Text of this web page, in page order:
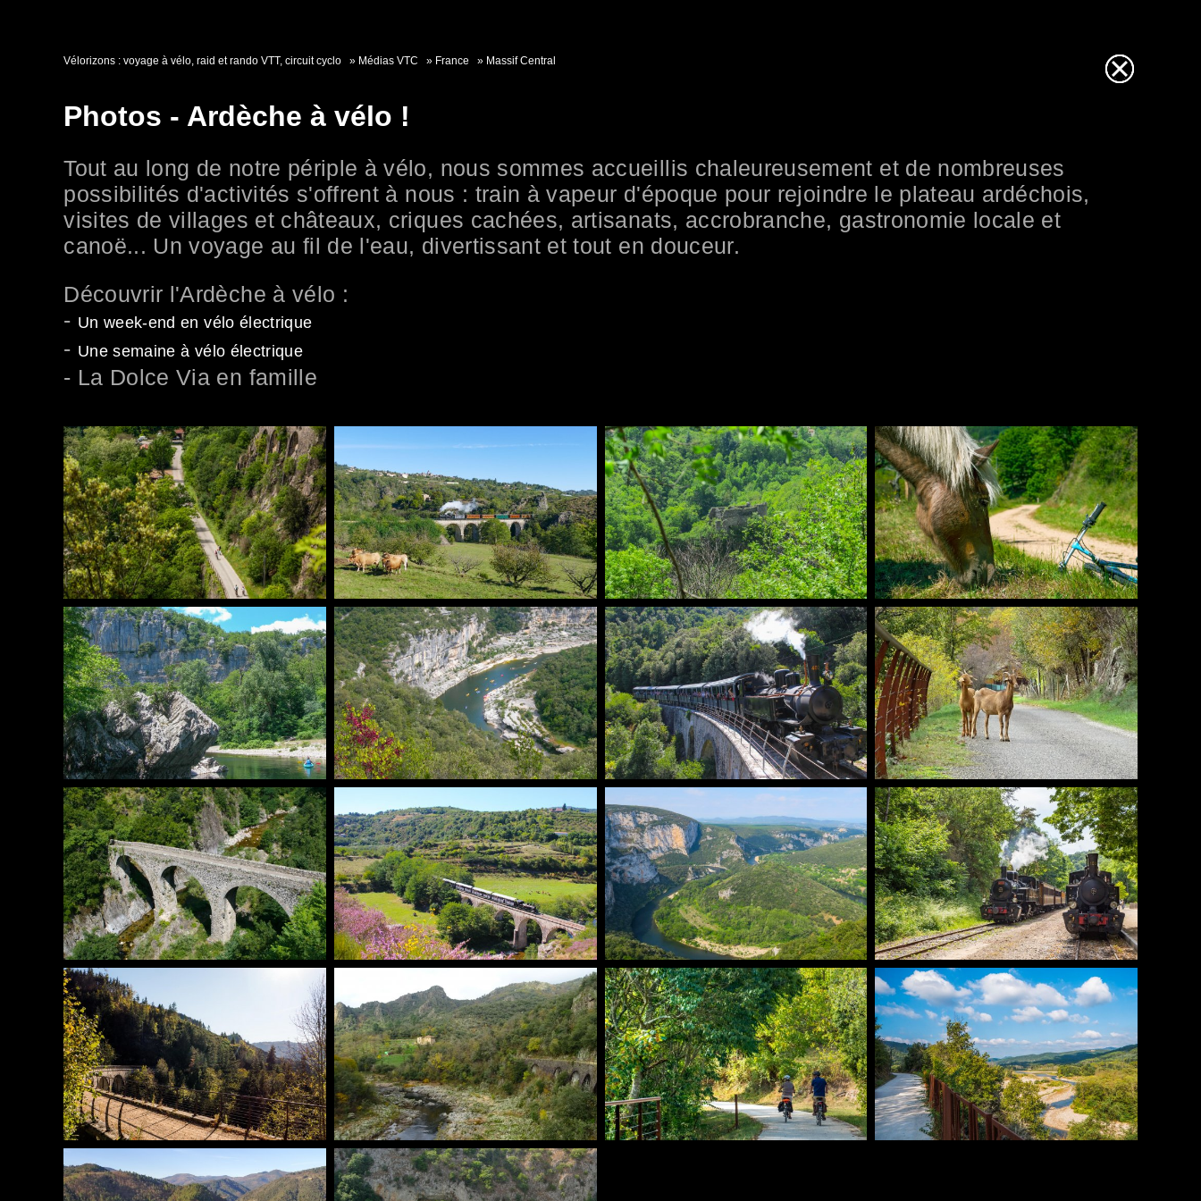
Vélorizons : voyage à vélo, raid et rando VTT, circuit cyclo Médias VTC France Massif Central
Photos - Ardèche à vélo !
Tout au long de notre périple à vélo, nous sommes accueillis chaleureusement et de nombreuses
possibilités d'activités s'offrent à nous : train à vapeur d'époque pour rejoindre le plateau ardéchois,
visites de villages et châteaux, criques cachées, artisanats, accrobranche, gastronomie locale et
canoë... Un voyage au fil de l'eau, divertissant et tout en douceur.
Découvrir l'Ardèche à vélo :
- Un week-end en vélo électrique
- Une semaine à vélo électrique
- La Dolce Via en famille